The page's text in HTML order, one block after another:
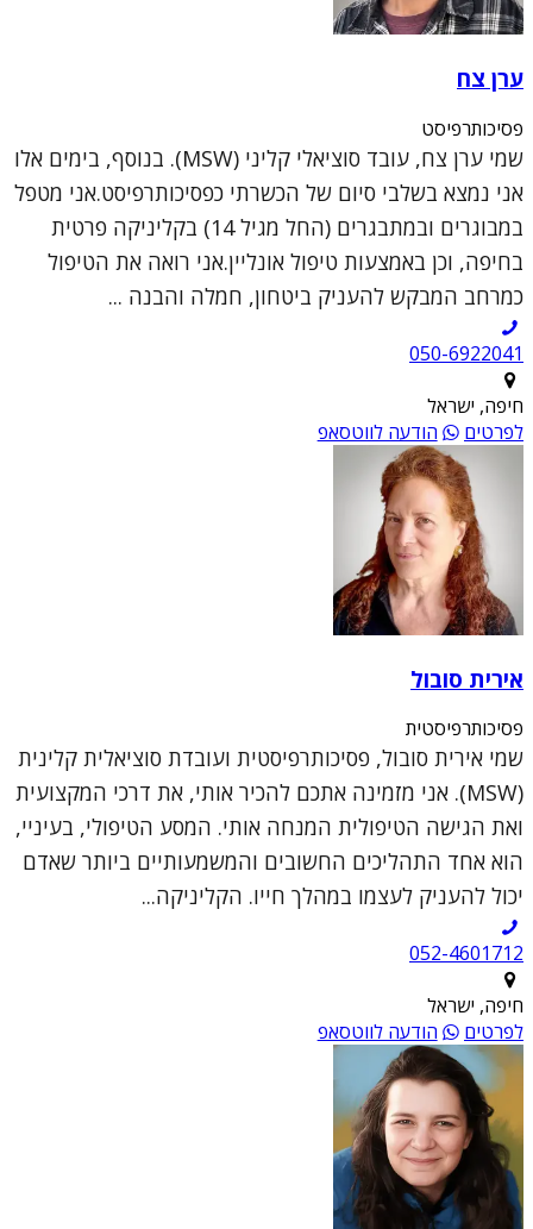
ערן צח
פסיכותרפיסט
שמי ערן צח, עובד סוציאלי קליני (MSW). בנוסף, בימים אלו
אני נמצא בשלבי סיום של הכשרתי כפסיכותרפיסט.אני מטפל
במבוגרים ובמתבגרים (החל מגיל 14) בקליניקה פרטית
בחיפה, וכן באמצעות טיפול אונליין.אני רואה את הטיפול
כמרחב המבקש להעניק ביטחון, חמלה והבנה ...
050-6922041
חיפה, ישראל
לפרטים
הודעה לווטסאפ
אירית סובול
פסיכותרפיסטית
שמי אירית סובול, פסיכותרפיסטית ועובדת סוציאלית קלינית
(MSW). אני מזמינה אתכם להכיר אותי, את דרכי המקצועית
ואת הגישה הטיפולית המנחה אותי. המסע הטיפולי, בעיניי,
הוא אחד התהליכים החשובים והמשמעותיים ביותר שאדם
יכול להעניק לעצמו במהלך חייו. הקליניקה...
052-4601712
חיפה, ישראל
לפרטים
הודעה לווטסאפ